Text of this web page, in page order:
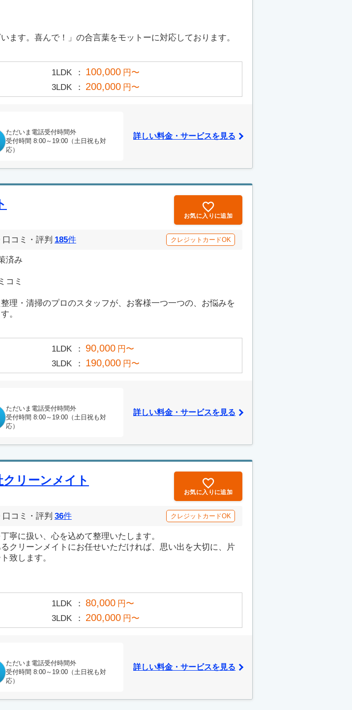
ます。喜んで！」の合言葉をモットーに対応しております。
1LDK 100,000 円〜
3LDK 200,000 円〜
ただいま電話受付時間外
受付時間 8:00～19:00（土日祝も対
応）
詳しい料金・サービスを見る
お気に入りに追加
口コミ・評判 185件 クレジットカードOK
済み
コミ
理・清掃のプロのスタッフが、お客様一つ一つの、お悩みを
。
1LDK 90,000 円〜
3LDK 190,000 円〜
ただいま電話受付時間外
受付時間 8:00～19:00（土日祝も対
応）
詳しい料金・サービスを見る
リーンメイト
お気に入りに追加
口コミ・評判 36件 クレジットカードOK
寧に扱い、心を込めて整理いたします。
るクリーンメイトにお任せいただければ、思い出を大切に、片
致します。
1LDK 80,000 円〜
3LDK 200,000 円〜
ただいま電話受付時間外
受付時間 8:00～19:00（土日祝も対
応）
詳しい料金・サービスを見る